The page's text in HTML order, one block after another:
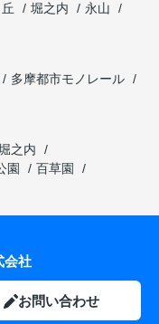
堀之内
永山
多摩都市モノレール
之内
園
百草園
会社
お問い合わせ